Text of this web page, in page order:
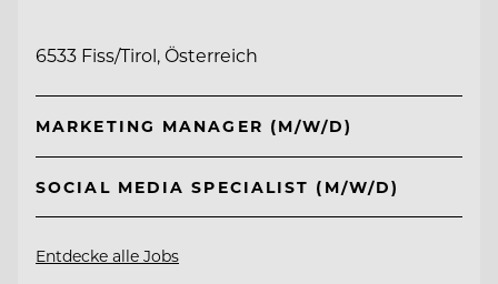
6533 Fiss/Tirol, Österreich
MARKETING MANAGER (M/W/D)
SOCIAL MEDIA SPECIALIST (M/W/D)
Entdecke alle Jobs